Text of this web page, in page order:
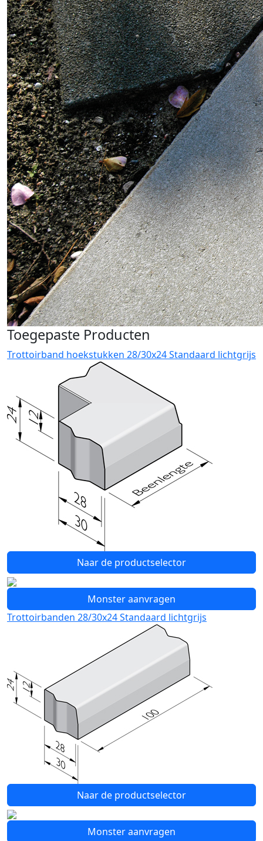
Toegepaste Producten
Trottoirband hoekstukken 28/30x24 Standaard lichtgrijs
Naar de productselector
Monster aanvragen
Trottoirbanden 28/30x24 Standaard lichtgrijs
Naar de productselector
Monster aanvragen